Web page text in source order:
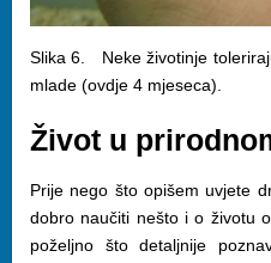
Slika 6. Neke životinje
mlade (ovdje 4 mjeseca).
Život u
Prije nego što opišem uvjete
dobro naučiti nešto i o životu
poželjno što detaljnije